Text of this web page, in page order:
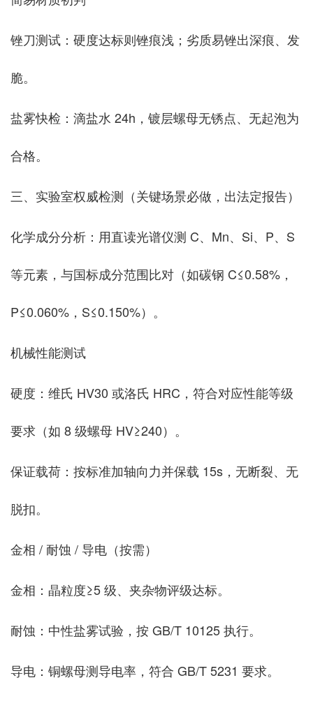
锉刀测试：硬度达标则锉痕浅；劣质易锉出深痕、发
脆。
盐雾快检：滴盐水 24h，镀层螺母无锈点、无起泡为
合格。
三、实验室权威检测（关键场景必做，出法定报告）
化学成分分析：用直读光谱仪测 C、Mn、Si、P、S
等元素，与国标成分范围比对（如碳钢 C≤0.58%，
P≤0.060%，S≤0.150%）。
机械性能测试
硬度：维氏 HV30 或洛氏 HRC，符合对应性能等级
要求（如 8 级螺母 HV≥240）。
保证载荷：按标准加轴向力并保载 15s，无断裂、无
脱扣。
金相 / 耐蚀 / 导电（按需）
金相：晶粒度≥5 级、夹杂物评级达标。
耐蚀：中性盐雾试验，按 GB/T 10125 执行。
导电：铜螺母测导电率，符合 GB/T 5231 要求。